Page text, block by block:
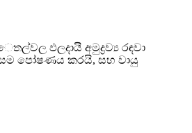
ඵලදායී අමුද්‍රව්‍ය රඳවා
පෝෂණය කරයි, සහ වායු